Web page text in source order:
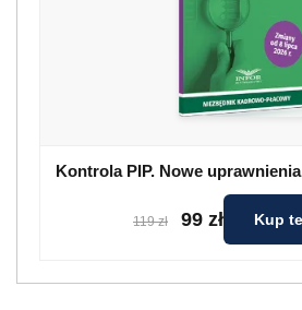
Kontrola PIP. Nowe uprawnienia
119 zł 99 zł Kup